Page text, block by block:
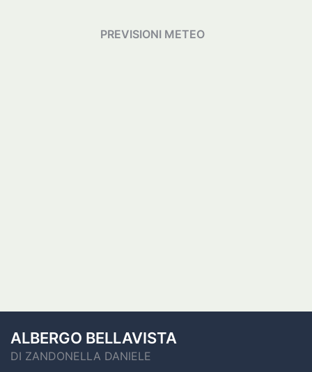
PREVISIONI METEO
ALBERGO BELLAVISTA
DI ZANDONELLA DANIELE